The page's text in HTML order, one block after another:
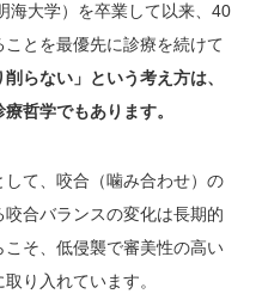
海大学）を卒業して以来、40
とを最優先に診療を続けて
らない」という考え方は、
哲学でもあります。
て、咬合（噛み合わせ）の
合バランスの変化は長期的
そ、低侵襲で審美性の高い
り入れています。